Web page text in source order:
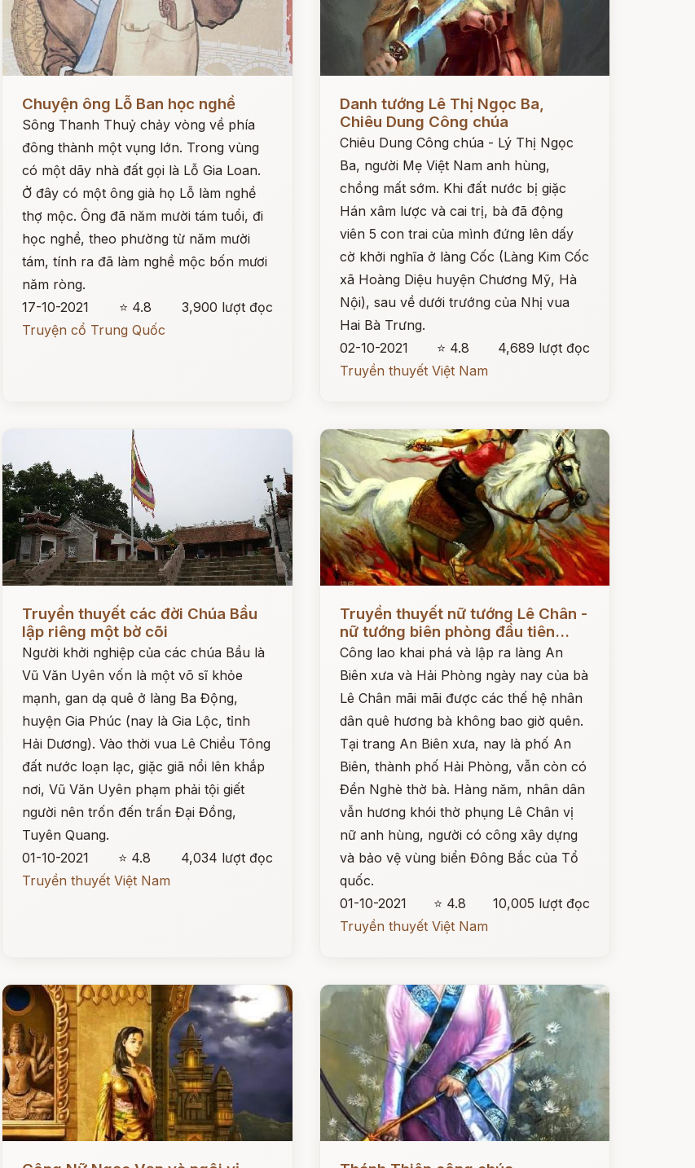
Chuyện ông Lỗ Ban học nghề
Sông Thanh Thuỷ chảy vòng về phía
đông thành một vụng lớn. Trong vùng
có một dãy nhà đất gọi là Lỗ Gia Loan.
Ở đây có một ông già họ Lỗ làm nghề
thợ mộc. Ông đã năm mười tám tuổi, đi
học nghề, theo phường từ năm mười
tám, tính ra đã làm nghề mộc bốn mươi
năm ròng.
17-10-2021
⭐ 4.8
3,900 lượt đọc
Truyện cổ Trung Quốc
Danh tướng Lê Thị Ngọc Ba,
Chiêu Dung Công chúa
Chiêu Dung Công chúa - Lý Thị Ngọc
Ba, người Mẹ Việt Nam anh hùng,
chồng mất sớm. Khi đất nước bị giặc
Hán xâm lược và cai trị, bà đã động
viên 5 con trai của mình đứng lên dấy
cờ khởi nghĩa ở làng Cốc (Làng Kim Cốc
xã Hoàng Diệu huyện Chương Mỹ, Hà
Nội), sau về dưới trướng của Nhị vua
Hai Bà Trưng.
02-10-2021
⭐ 4.8
4,689 lượt đọc
Truyền thuyết Việt Nam
Đọc ngay
Truyền thuyết các đời Chúa Bầu
lập riêng một bờ cõi
Người khởi nghiệp của các chúa Bầu là
Vũ Văn Uyên vốn là một võ sĩ khỏe
mạnh, gan dạ quê ở làng Ba Động,
huyện Gia Phúc (nay là Gia Lộc, tỉnh
Hải Dương). Vào thời vua Lê Chiều Tông
đất nước loạn lạc, giặc giã nổi lên khắp
nơi, Vũ Văn Uyên phạm phải tội giết
người nên trốn đến trấn Đại Đồng,
Tuyên Quang.
01-10-2021
⭐ 4.8
4,034 lượt đọc
Truyền thuyết Việt Nam
Đọc ngay
Truyền thuyết nữ tướng Lê Chân -
nữ tướng biên phòng đầu tiên...
Công lao khai phá và lập ra làng An
Biên xưa và Hải Phòng ngày nay của bà
Lê Chân mãi mãi được các thế hệ nhân
dân quê hương bà không bao giờ quên.
Tại trang An Biên xưa, nay là phố An
Biên, thành phố Hải Phòng, vẫn còn có
Đền Nghè thờ bà. Hàng năm, nhân dân
vẫn hương khói thờ phụng Lê Chân vị
nữ anh hùng, người có công xây dựng
và bảo vệ vùng biển Đông Bắc của Tổ
quốc.
01-10-2021
⭐ 4.8
10,005 lượt đọc
Truyền thuyết Việt Nam